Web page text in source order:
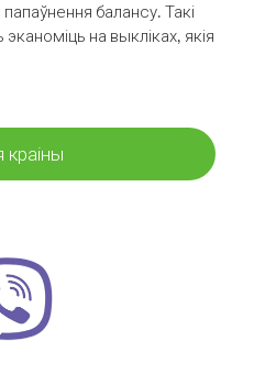
балансу. Такі
на выкліках, якія
краіны